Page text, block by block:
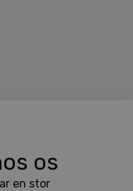
os
en stor